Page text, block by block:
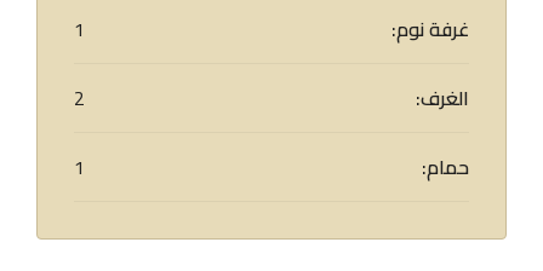
غرفة نوم:
1
الغرف:
2
حمام:
1